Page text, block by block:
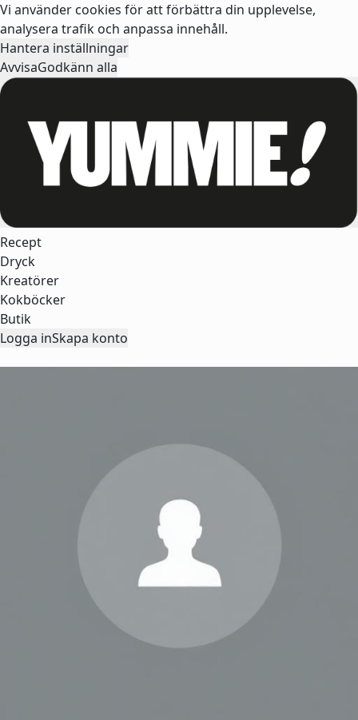
Vi använder cookies för att förbättra din upplevelse,
analysera trafik och anpassa innehåll.
Hantera inställningar
AvvisaGodkänn alla
Recept
Dryck
Kreatörer
Kokböcker
Butik
Logga inSkapa konto